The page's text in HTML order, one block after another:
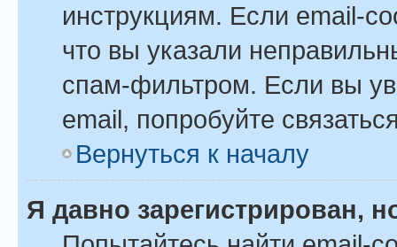
инструкциям. Если email-
что вы указали
спам-фильтром. Если вы
email, попробуйте
Вернуться к началу
Я давно зарегистрирован,